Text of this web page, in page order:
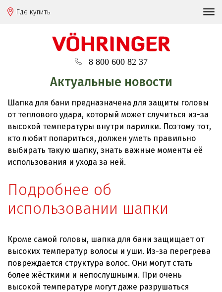
Где купить
8 800 600 82 37
Актуальные новости
Шапка для бани предназначена для защиты головы
от теплового удара, который может случиться из-за
высокой температуры внутри парилки. Поэтому тот,
кто любит попариться, должен уметь правильно
выбирать такую шапку, знать важные моменты её
использования и ухода за ней.
Подробнее об
использовании шапки
Кроме самой головы, шапка для бани защищает от
высоких температур волосы и уши. Из-за перегрева
повреждается структура волос. Они могут стать
более жёсткими и непослушными. При очень
высокой температуре могут даже разрушаться